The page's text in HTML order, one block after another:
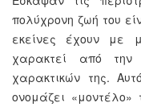
πολύχρονη ζωή του
εκείνες έχουν με
χαρακτεί από την
χαρακτικών της.
ονομάζει «μοντέλο»